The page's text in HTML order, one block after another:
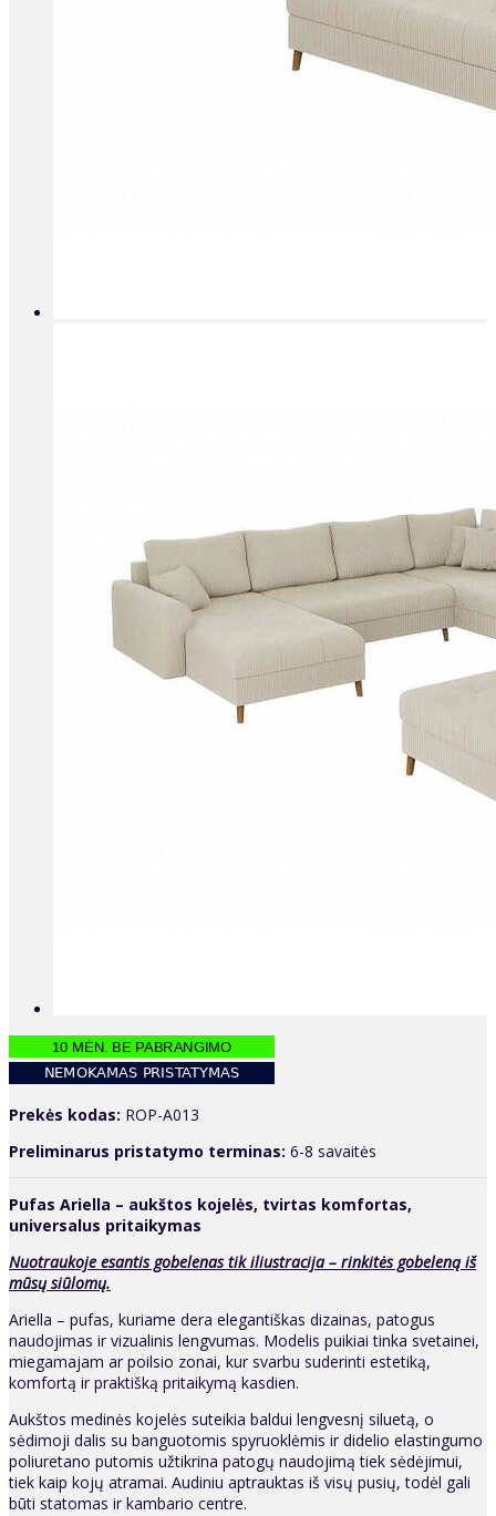
Prekės kodas: ROP-A013
Preliminarus pristatymo terminas: 6-8 savaitės
Pufas Ariella – aukštos kojelės, tvirtas komfortas,
universalus pritaikymas
Nuotraukoje esantis gobelenas tik iliustracija – rinkitės gobeleną iš
mūsų siūlomų.
Ariella – pufas, kuriame dera elegantiškas dizainas, patogus
naudojimas ir vizualinis lengvumas. Modelis puikiai tinka svetainei,
miegamajam ar poilsio zonai, kur svarbu suderinti estetiką,
komfortą ir praktišką pritaikymą kasdien.
Aukštos medinės kojelės suteikia baldui lengvesnį siluetą, o
sėdimoji dalis su banguotomis spyruoklėmis ir didelio elastingumo
poliuretano putomis užtikrina patogų naudojimą tiek sėdėjimui,
tiek kaip kojų atramai. Audiniu aptrauktas iš visų pusių, todėl gali
būti statomas ir kambario centre.